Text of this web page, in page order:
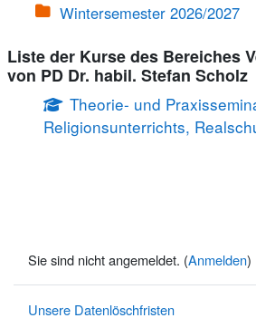
Wintersemester 2026/2027
Liste der Kurse des Bereiches
von PD Dr. habil. Stefan Scholz
Theorie- und
Religionsunterrichts,
Sie sind nicht angemeldet. (Anmelden)
Unsere Datenlöschfristen